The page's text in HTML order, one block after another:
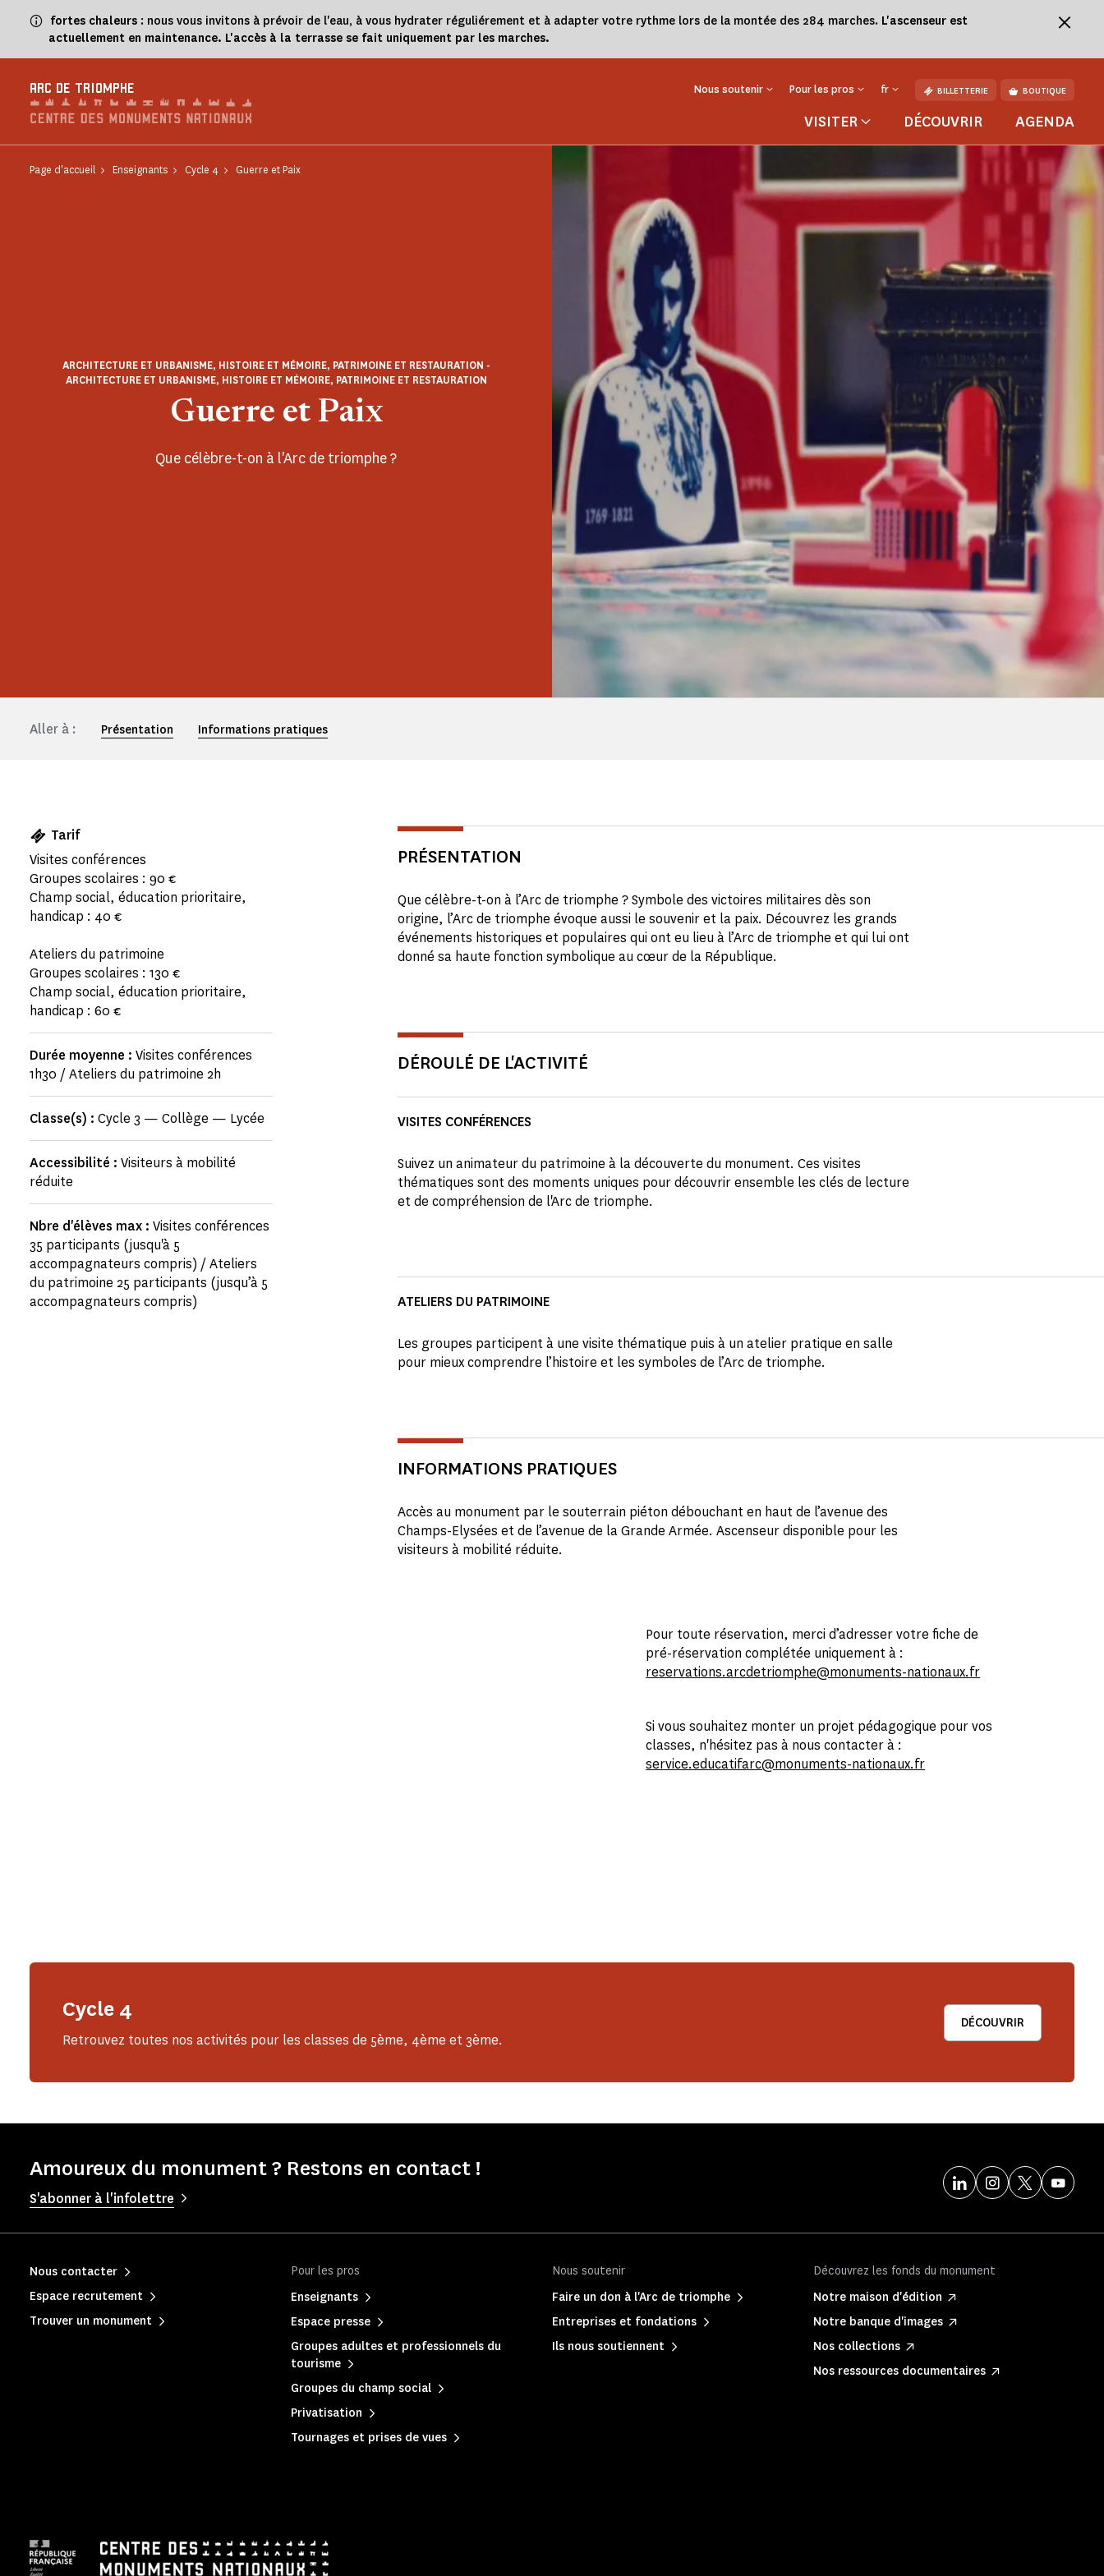
fortes chaleurs : nous vous invitons à prévoir de l'eau, à vous hydrater réguliérement et à adapter votre rythme lors de la montée des 284 marches. L'ascenseur est
actuellement en maintenance. L'accès à la terrasse se fait uniquement par les marches.
ARC DE TRIOMPHE Nous soutenir Pour les pros fr BILLETTERIE BOUTIQUE
VISITER DÉCOUVRIR AGENDA
Page d'accueil Enseignants Cycle 4 Guerre et Paix
Guerre et Paix
ARCHITECTURE ET URBANISME, HISTOIRE ET MÉMOIRE, PATRIMOINE ET RESTAURATION -
ARCHITECTURE ET URBANISME, HISTOIRE ET MÉMOIRE, PATRIMOINE ET RESTAURATION
Que célèbre-t-on à l'Arc de triomphe ?
Aller à : Présentation Informations pratiques
Tarif
Visites conférences
Groupes scolaires : 90 €
Champ social, éducation prioritaire,
handicap : 40 €
Ateliers du patrimoine
Groupes scolaires : 130 €
Champ social, éducation prioritaire,
handicap : 60 €
Durée moyenne : Visites conférences
1h30 / Ateliers du patrimoine 2h
Classe(s) : Cycle 3 — Collège — Lycée
Accessibilité : Visiteurs à mobilité
réduite
Nbre d'élèves max : Visites conférences
35 participants (jusqu'à 5
accompagnateurs compris) / Ateliers
du patrimoine 25 participants (jusqu’à 5
accompagnateurs compris)
PRÉSENTATION
Que célèbre-t-on à l’Arc de triomphe ? Symbole des victoires militaires dès son
origine, l’Arc de triomphe évoque aussi le souvenir et la paix. Découvrez les grands
événements historiques et populaires qui ont eu lieu à l’Arc de triomphe et qui lui ont
donné sa haute fonction symbolique au cœur de la République.
DÉROULÉ DE L'ACTIVITÉ
VISITES CONFÉRENCES
Suivez un animateur du patrimoine à la découverte du monument. Ces visites
thématiques sont des moments uniques pour découvrir ensemble les clés de lecture
et de compréhension de l'Arc de triomphe.
ATELIERS DU PATRIMOINE
Les groupes participent à une visite thématique puis à un atelier pratique en salle
pour mieux comprendre l’histoire et les symboles de l’Arc de triomphe.
INFORMATIONS PRATIQUES
Accès au monument par le souterrain piéton débouchant en haut de l’avenue des
Champs-Elysées et de l’avenue de la Grande Armée. Ascenseur disponible pour les
visiteurs à mobilité réduite.
Pour toute réservation, merci d’adresser votre fiche de
pré-réservation complétée uniquement à :
reservations.arcdetriomphe@monuments-nationaux.fr
Si vous souhaitez monter un projet pédagogique pour vos
classes, n'hésitez pas à nous contacter à :
service.educatifarc@monuments-nationaux.fr
Cycle 4
Retrouvez toutes nos activités pour les classes de 5ème, 4ème et 3ème.
DÉCOUVRIR
Amoureux du monument ? Restons en contact !
S'abonner à l'infolettre
Pour les pros
Enseignants
Espace presse
Groupes adultes et professionnels du
tourisme
Groupes du champ social
Privatisation
Tournages et prises de vues
Nous soutenir
Faire un don à l'Arc de triomphe
Entreprises et fondations
Ils nous soutiennent
Découvrez les fonds du monument
Notre maison d'édition
Notre banque d'images
Nos collections
Nos ressources documentaires
Nous contacter
Espace recrutement
Trouver un monument